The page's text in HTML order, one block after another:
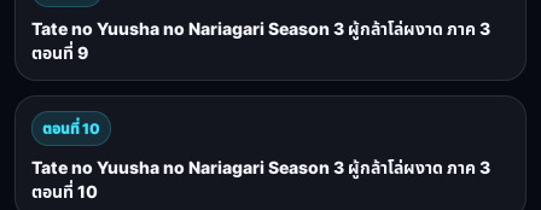
Tate no Yuusha no Nariagari Season 3 ผู้กล้าโล่ผงาด ภาค 3
ตอนที่ 9
ตอนที่ 10
Tate no Yuusha no Nariagari Season 3 ผู้กล้าโล่ผงาด ภาค 3
ตอนที่ 10